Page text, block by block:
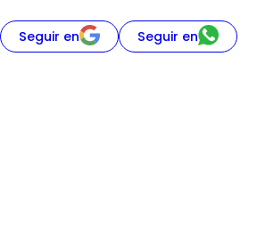
Seguir en Seguir en